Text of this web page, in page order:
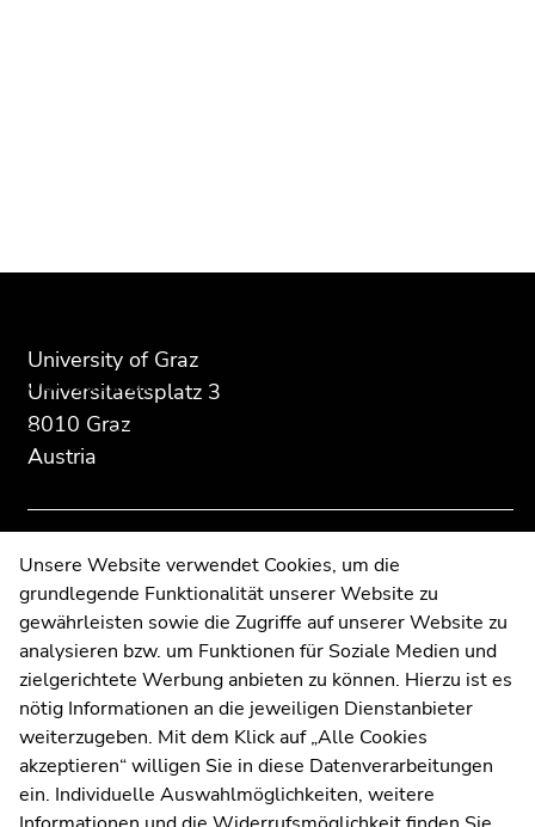
of
page
section:
Sub
Our research
Personalities
End
of
this
page
section.
Go
to
overview
of
page
Begin
section:
Additional
information:
University of Graz
Universitaetsplatz 3
8010 Graz
Austria
Contact
Web Editors
Moodle
UNIGRAZonline
Imprint
Data Protection Declaration
Accessibility Declaration
End
page
section.
page
sections
End
page
section.
page
sections
Unsere Website verwendet Cookies, um die
grundlegende Funktionalität unserer Website zu
gewährleisten sowie die Zugriffe auf unserer Website zu
analysieren bzw. um Funktionen für Soziale Medien und
zielgerichtete Werbung anbieten zu können. Hierzu ist es
nötig Informationen an die jeweiligen Dienstanbieter
weiterzugeben. Mit dem Klick auf „Alle Cookies
akzeptieren“ willigen Sie in diese Datenverarbeitungen
ein. Individuelle Auswahlmöglichkeiten, weitere